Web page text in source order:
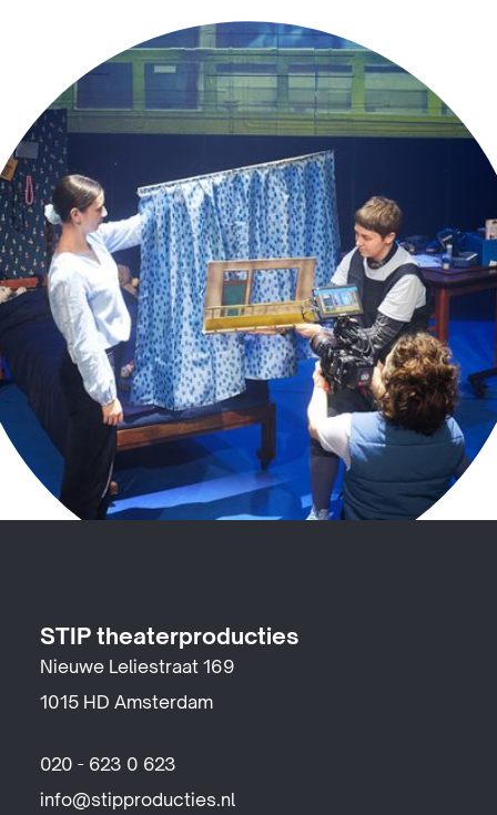
STIP theaterproducties
Nieuwe Leliestraat 169
1015 HD Amsterdam
020 - 623 0 623
info@stipproducties.nl